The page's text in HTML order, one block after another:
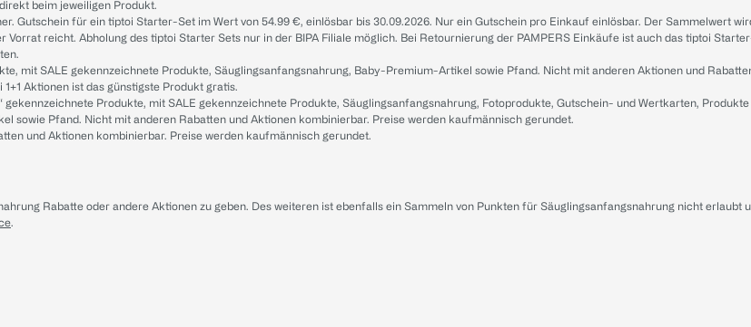
beim jeweiligen Produkt.
Gutschein für ein tiptoi Starter-Set im Wert von 54.99 €, einlösbar bis 30.09.2026. Nur ein Gutschein pro Einkauf einlösbar. Der Sammelwert
Vorrat reicht. Abholung des tiptoi Starter Sets nur in der BIPA Filiale möglich. Bei Retournierung der PAMPERS Einkäufe ist auch das tiptoi
mit SALE gekennzeichnete Produkte, Säuglingsanfangsnahrung, Baby-Premium-Artikel sowie Pfand. Nicht mit anderen Aktionen und
Aktionen ist das günstigste Produkt gratis.
gekennzeichnete Produkte, mit SALE gekennzeichnete Produkte, Säuglingsanfangsnahrung, Fotoprodukte, Gutschein- und Wertkarten,
sowie Pfand. Nicht mit anderen Rabatten und Aktionen kombinierbar. Preise werden kaufmännisch gerundet.
und Aktionen kombinierbar. Preise werden kaufmännisch gerundet.
Rabatte oder andere Aktionen zu geben. Des weiteren ist ebenfalls ein Sammeln von Punkten für Säuglingsanfangsnahrung nicht erlaubt
.